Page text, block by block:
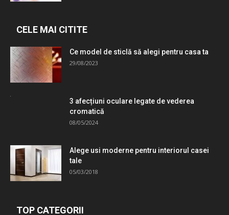
CELE MAI CITITE
Ce model de sticlă să alegi pentru casa ta
29/08/2023
3 afecțiuni oculare legate de vederea
cromatică
08/05/2024
Alege usi moderne pentru interiorul casei
tale
05/03/2018
TOP CATEGORII